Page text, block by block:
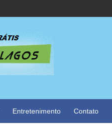
Entretenimento Contato